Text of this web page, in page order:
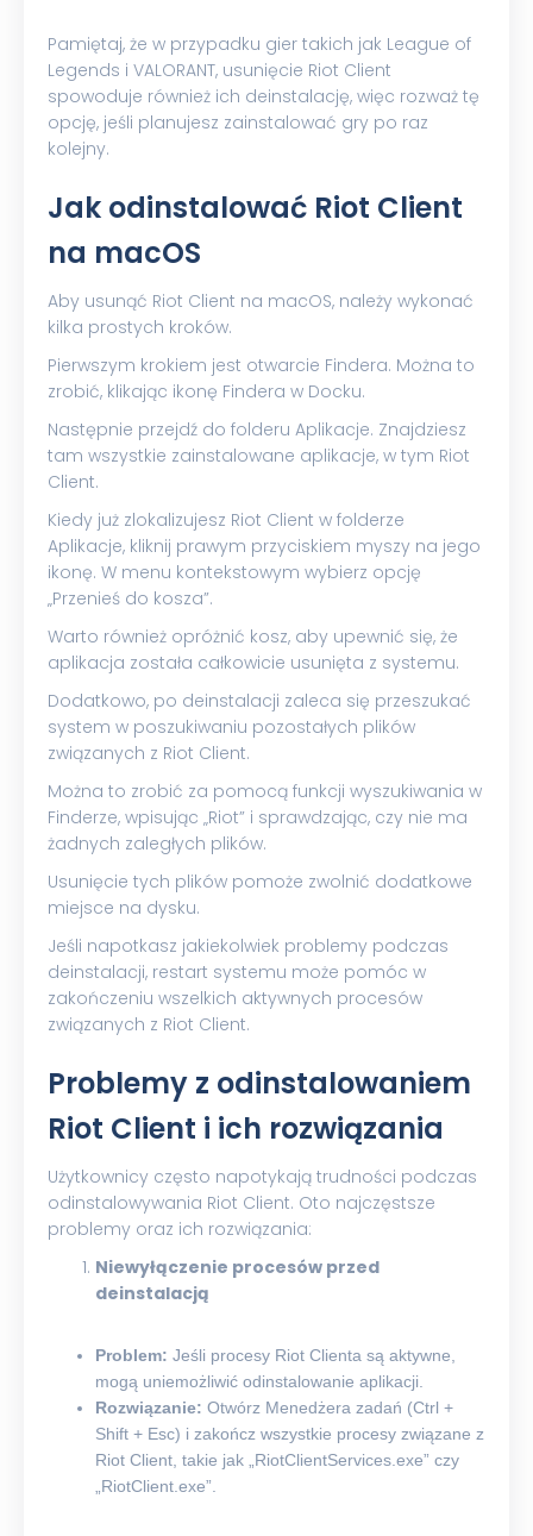
Pamiętaj, że w przypadku gier takich jak League of
Legends i VALORANT, usunięcie Riot Client
spowoduje również ich deinstalację, więc rozważ tę
opcję, jeśli planujesz zainstalować gry po raz
kolejny.
Jak odinstalować Riot Client
na macOS
Aby usunąć Riot Client na macOS, należy wykonać
kilka prostych kroków.
Pierwszym krokiem jest otwarcie Findera. Można to
zrobić, klikając ikonę Findera w Docku.
Następnie przejdź do folderu Aplikacje. Znajdziesz
tam wszystkie zainstalowane aplikacje, w tym Riot
Client.
Kiedy już zlokalizujesz Riot Client w folderze
Aplikacje, kliknij prawym przyciskiem myszy na jego
ikonę. W menu kontekstowym wybierz opcję
„Przenieś do kosza”.
Warto również opróżnić kosz, aby upewnić się, że
aplikacja została całkowicie usunięta z systemu.
Dodatkowo, po deinstalacji zaleca się przeszukać
system w poszukiwaniu pozostałych plików
związanych z Riot Client.
Można to zrobić za pomocą funkcji wyszukiwania w
Finderze, wpisując „Riot” i sprawdzając, czy nie ma
żadnych zaległych plików.
Usunięcie tych plików pomoże zwolnić dodatkowe
miejsce na dysku.
Jeśli napotkasz jakiekolwiek problemy podczas
deinstalacji, restart systemu może pomóc w
zakończeniu wszelkich aktywnych procesów
związanych z Riot Client.
Problemy z odinstalowaniem
Riot Client i ich rozwiązania
Użytkownicy często napotykają trudności podczas
odinstalowywania Riot Client. Oto najczęstsze
problemy oraz ich rozwiązania:
Niewyłączenie procesów przed
deinstalacją
Problem: Jeśli procesy Riot Clienta są aktywne,
mogą uniemożliwić odinstalowanie aplikacji.
Rozwiązanie: Otwórz Menedżera zadań (Ctrl +
Shift + Esc) i zakończ wszystkie procesy związane z
Riot Client, takie jak „RiotClientServices.exe” czy
„RiotClient.exe”.